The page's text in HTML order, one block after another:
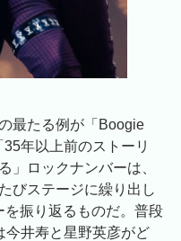
最たる例が「Boogie
年以上前のストーリ
」ロックナンバーは、
びステージに繰り出し
振り返るものだ。普段
今井寿と星野英彦がど